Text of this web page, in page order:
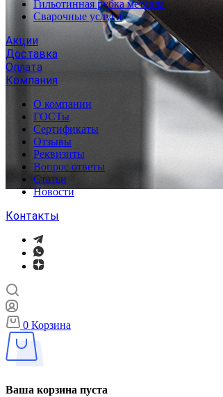
Гильотинная рубка металла
Сварочные услуги
Акции
Доставка
Оплата
Компания
О компании
ГОСТы
Сертификаты
Отзывы
Реквизиты
Вопрос ответы
Статьи
Новости
Контакты
0 Корзина
Ваша корзина пуста